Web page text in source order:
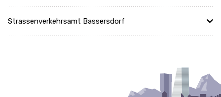
Strassenverkehrsamt Bassersdorf